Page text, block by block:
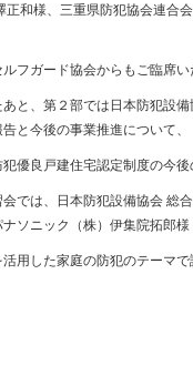
正和様、三重県防犯協会連合
フガード協会からもご臨席い
と、第２部では日本防犯設
と今後の事業推進について、
優良戸建住宅認定制度の今後
では、日本防犯設備協会 総
ソニック（株）伊集院拓郎様
用した家庭の防犯のテーマで